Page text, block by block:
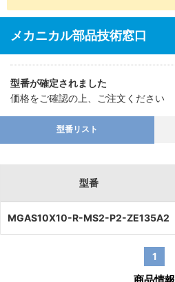
メカニカル部品技術窓口
型番が確定されました
価格をご確認の上、ご注文ください
型番リスト
型番
MGAS10X10-R-MS2-P2-ZE135A2
1
商品情報